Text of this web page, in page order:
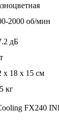
2000 об/мин
дБ
x 18 x 15 см
кг
FX240